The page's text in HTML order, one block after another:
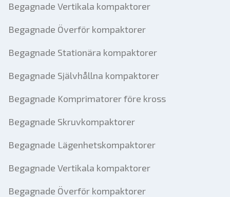
Begagnade Vertikala kompaktorer
Begagnade Överför kompaktorer
Begagnade Stationära kompaktorer
Begagnade Självhållna kompaktorer
Begagnade Komprimatorer före kross
Begagnade Skruvkompaktorer
Begagnade Lägenhetskompaktorer
Begagnade Vertikala kompaktorer
Begagnade Överför kompaktorer